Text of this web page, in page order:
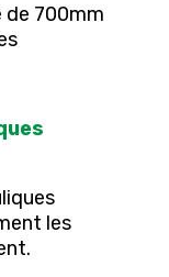
de 700mm
les